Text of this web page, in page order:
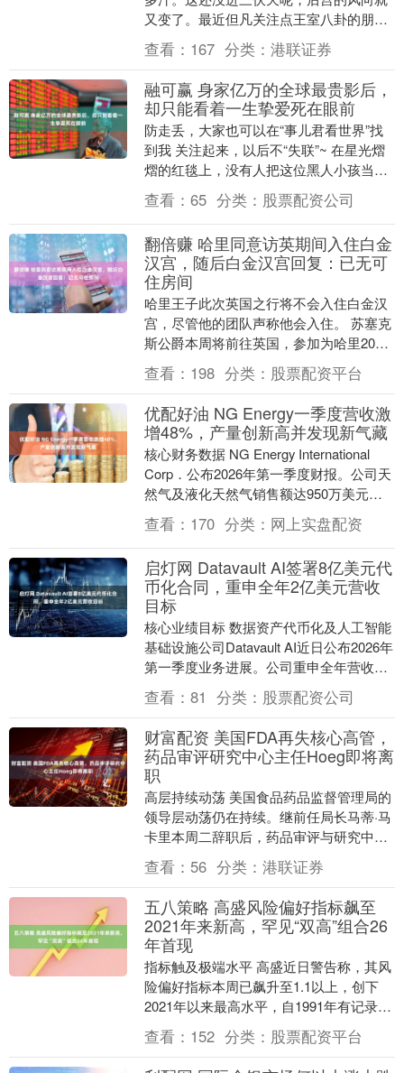
又变了。最近但凡关注点王室八卦的朋
友，估计都在刷一个消息——帕公主离世
后的权力真空，似乎....
查看： 167 分类： 港联证券
融可赢 身家亿万的全球最贵影后，
却只能看着一生挚爱死在眼前
防走丢，大家也可以在“事儿君看世界”找
到我 关注起来，以后不“失联”~ 在星光熠
熠的红毯上，没有人把这位黑人小孩当回
事。 唯独她驻足，一脸宠溺地接受采访。
她风....
查看： 65 分类： 股票配资公司
翻倍赚 哈里同意访英期间入住白金
汉宫，随后白金汉宫回复：已无可
住房间
哈里王子此次英国之行将不会入住白金汉
宫，尽管他的团队声称他会入住。 苏塞克
斯公爵本周将前往英国，参加为哈里2027
年“不可征服运动会”一周年倒计时在伯明
翰举办的....
查看： 198 分类： 股票配资平台
优配好油 NG Energy一季度营收激
增48%，产量创新高并发现新气藏
核心财务数据 NG Energy International
Corp．公布2026年第一季度财报。公司天
然气及液化天然气销售额达950万美元，
同比增长48%，....
查看： 170 分类： 网上实盘配资
启灯网 Datavault AI签署8亿美元代
币化合同，重申全年2亿美元营收
目标
核心业绩目标 数据资产代币化及人工智能
基础设施公司Datavault AI近日公布2026年
第一季度业务进展。公司重申全年营收目
标为2亿美元不变，并披露已签署总....
查看： 81 分类： 股票配资公司
财富配资 美国FDA再失核心高管，
药品审评研究中心主任Hoeg即将离
职
高层持续动荡 美国食品药品监督管理局的
领导层动荡仍在持续。继前任局长马蒂·马
卡里本周二辞职后，药品审评与研究中心
代理主任特蕾西·贝丝·霍格预计也将离职。
这一消....
查看： 56 分类： 港联证券
五八策略 高盛风险偏好指标飙至
2021年来新高，罕见“双高”组合26
年首现
指标触及极端水平 高盛近日警告称，其风
险偏好指标本周已飙升至1.1以上，创下
2021年以来最高水平，自1991年有记录以
来处于第99百分位。该指标基于固定收
益、....
查看： 152 分类： 股票配资平台